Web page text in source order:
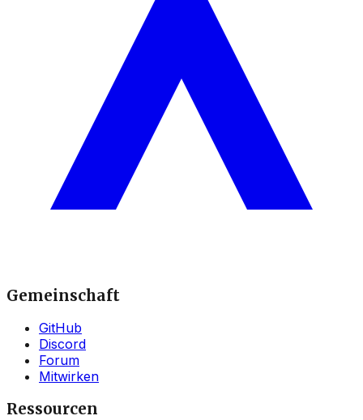
Gemeinschaft
GitHub
Discord
Forum
Mitwirken
Ressourcen